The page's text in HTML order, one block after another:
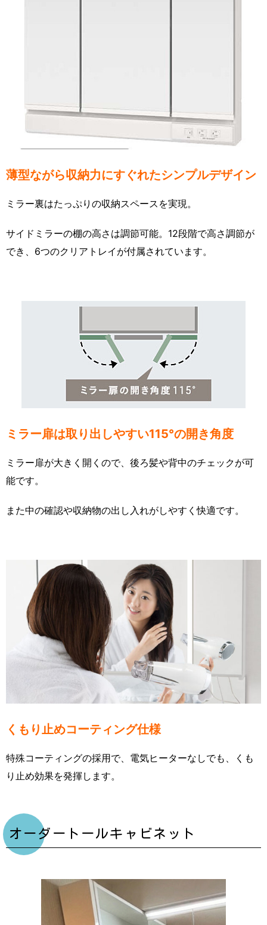
薄型ながら収納力にすぐれたシンプルデザイン
ミラー裏はたっぷりの収納スペースを実現。
サイドミラーの棚の高さは調節可能。12段階で高さ調節が
でき、6つのクリアトレイが付属されています。
ミラー扉は取り出しやすい115°の開き角度
ミラー扉が大きく開くので、後ろ髪や背中のチェックが可
能です。
また中の確認や収納物の出し入れがしやすく快適です。
くもり止めコーティング仕様
特殊コーティングの採用で、電気ヒーターなしでも、くも
り止め効果を発揮します。
オーダートールキャビネット